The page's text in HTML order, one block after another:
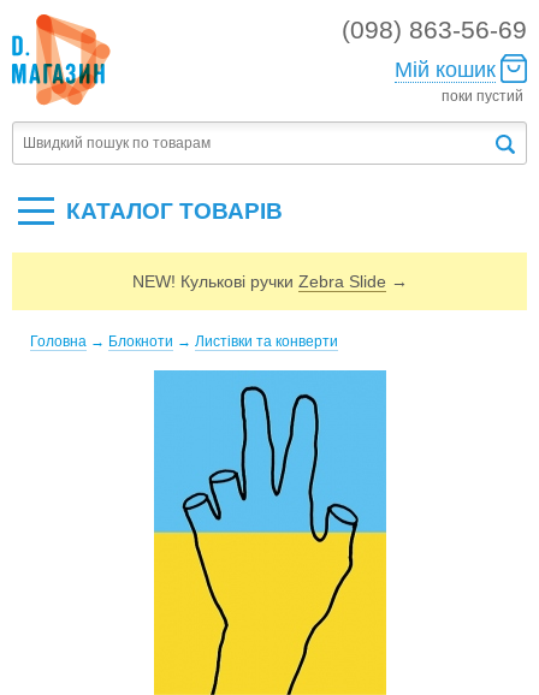
(098) 863-56-69
Мій кошик
поки пустий
КАТАЛОГ ТОВАРIВ
NEW! Кулькові ручки Zebra Slide →
Головна → Блокноти → Листівки та конверти